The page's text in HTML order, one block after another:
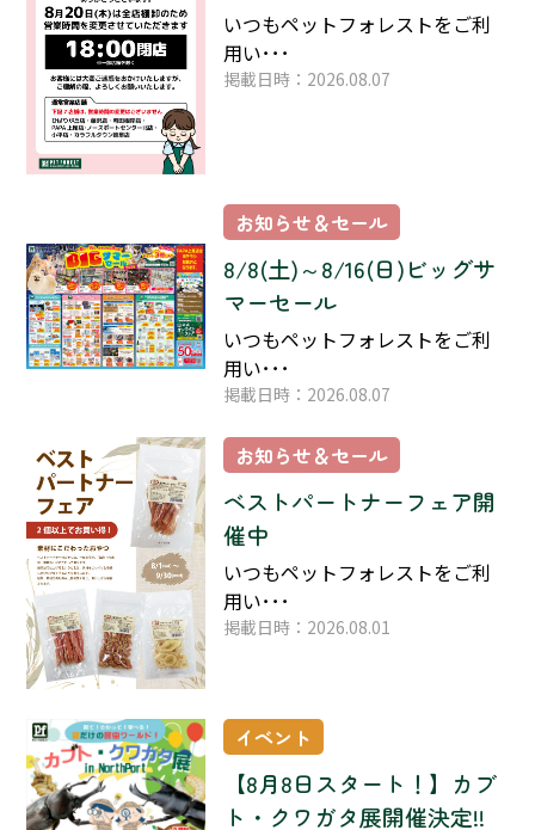
いつもペットフォレストをご利
用い･･･
掲載日時：2026.08.07
お知らせ＆セール
8/8(土)～8/16(日)ビッグサ
マーセール
いつもペットフォレストをご利
用い･･･
掲載日時：2026.08.07
お知らせ＆セール
ベストパートナーフェア開
催中
いつもペットフォレストをご利
用い･･･
掲載日時：2026.08.01
イベント
【8月8日スタート！】カブ
ト・クワガタ展開催決定!!